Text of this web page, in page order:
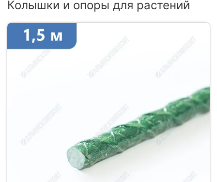
Колышки и опоры для растений